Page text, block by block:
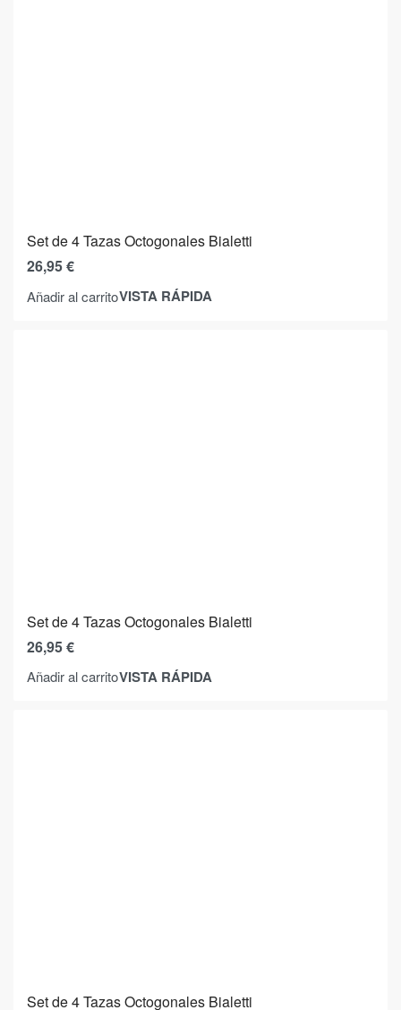
Set de 4 Tazas Octogonales Bialetti
26,95€
Añadir al carritoVISTA RÁPIDA
Set de 4 Tazas Octogonales Bialetti
26,95€
Añadir al carritoVISTA RÁPIDA
Set de 4 Tazas Octogonales Bialetti